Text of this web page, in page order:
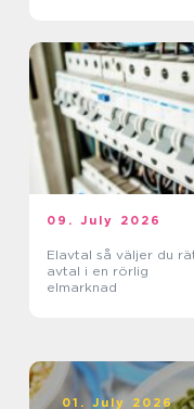
09. July 2026
Elavtal så väljer du rätt
avtal i en rörlig
elmarknad
01. July 2026